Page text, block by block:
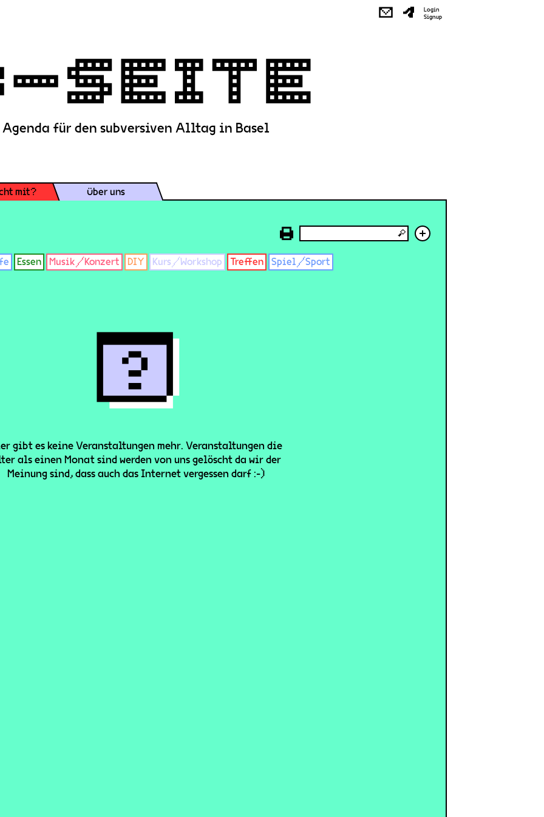
✉
Login
Signup
Agenda für den subversiven Alltag in Basel
mit? Über uns
+
Essen Musik/Konzert DIY Kurs/Workshop Treffen Spiel/Sport
gibt es keine Veranstaltungen mehr. Veranstaltungen die
als einen Monat sind werden von uns gelöscht da wir der
Meinung sind, dass auch das Internet vergessen darf :-)